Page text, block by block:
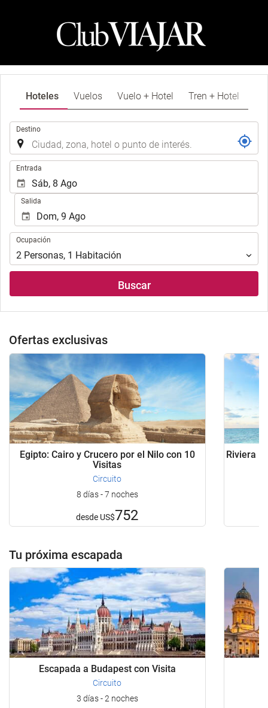
Hoteles Vuelos Vuelo + Hotel Tren + Hotel
Destino
Entrada
Salida
Ocupación
Ocupación
2 Personas, 1 Habitación
Buscar
Ofertas exclusivas
Egipto: Cairo y Crucero por el Nilo con 10
Visitas
Circuito
8 días - 7 noches
desde US$752
Riviera
Tu próxima escapada
Escapada a Budapest con Visita
Circuito
3 días - 2 noches